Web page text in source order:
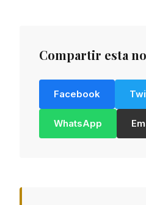
Compartir esta
Facebook
WhatsApp